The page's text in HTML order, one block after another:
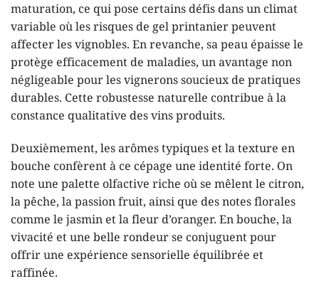
maturation, ce qui pose certains défis dans un climat
variable où les risques de gel printanier peuvent
affecter les vignobles. En revanche, sa peau épaisse le
protège efficacement de maladies, un avantage non
négligeable pour les vignerons soucieux de pratiques
durables. Cette robustesse naturelle contribue à la
constance qualitative des vins produits.
Deuxièmement, les arômes typiques et la texture en
bouche confèrent à ce cépage une identité forte. On
note une palette olfactive riche où se mêlent le citron,
la pêche, la passion fruit, ainsi que des notes florales
comme le jasmin et la fleur d’oranger. En bouche, la
vivacité et une belle rondeur se conjuguent pour
offrir une expérience sensorielle équilibrée et
raffinée.